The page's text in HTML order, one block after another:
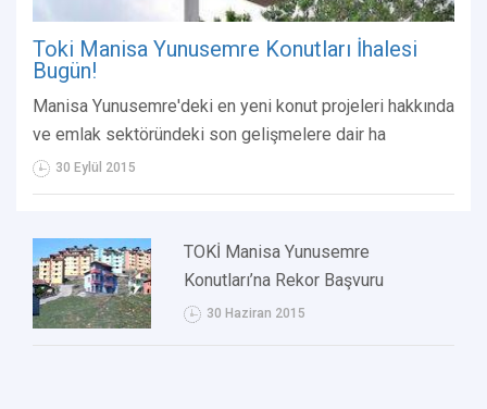
Toki Manisa Yunusemre Konutları İhalesi
Bugün!
Manisa Yunusemre'deki en yeni konut projeleri hakkında
ve emlak sektöründeki son gelişmelere dair ha
30 Eylül 2015
TOKİ Manisa Yunusemre
Konutları’na Rekor Başvuru
30 Haziran 2015